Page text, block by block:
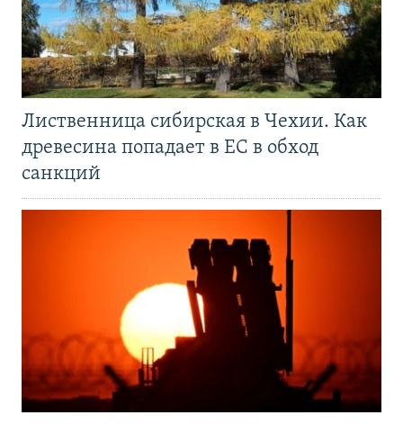
Лиственница сибирская в Чехии. Как
древесина попадает в ЕС в обход
санкций